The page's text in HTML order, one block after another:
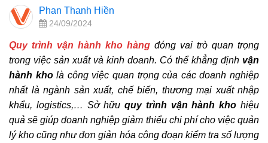
Phan Thanh Hiền
24/09/2024
Quy trình vận hành kho hàng đóng vai trò quan trọng
trong việc sản xuất và kinh doanh. Có thể khẳng định vận
hành kholà công việc quan trọng của các doanh nghiệp
nhất là ngành sản xuất, chế biến, thương mại xuất nhập
khẩu, logistics,… Sở hữuquy trình vận hành kho hiệu
quả sẽ giúp doanh nghiệp giảm thiểu chi phí cho việc quản
lý kho cũng như đơn giản hóa công đoạn kiểm tra số lượng